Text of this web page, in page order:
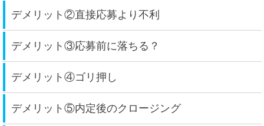
デメリット②直接応募より不利
デメリット③応募前に落ちる？
デメリット④ゴリ押し
デメリット⑤内定後のクロージング